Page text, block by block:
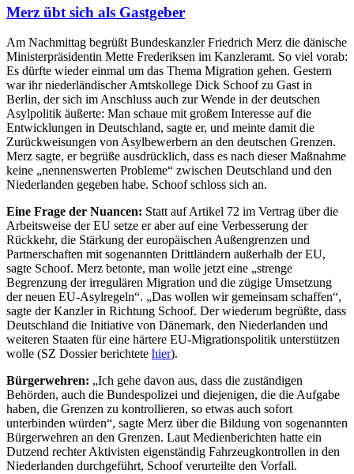
Merz übt sich als Gastgeber
Am Nachmittag begrüßt Bundeskanzler Friedrich Merz die dänische
Ministerpräsidentin Mette Frederiksen im Kanzleramt. So viel vorab:
Es dürfte wieder einmal um das Thema Migration gehen. Gestern
war ihr niederländischer Amtskollege Dick Schoof zu Gast in
Berlin, der sich im Anschluss auch zur Wende in der deutschen
Asylpolitik äußerte: Man schaue mit großem Interesse auf die
Entwicklungen in Deutschland, sagte er, und meinte damit die
Zurückweisungen von Asylbewerbern an den deutschen Grenzen.
Merz sagte, er begrüße ausdrücklich, dass es nach dieser Maßnahme
keine „nennenswerten Probleme“ zwischen Deutschland und den
Niederlanden gegeben habe. Schoof schloss sich an.
Eine Frage der Nuancen: Statt auf Artikel 72 im Vertrag über die
Arbeitsweise der EU setze er aber auf eine Verbesserung der
Rückkehr, die Stärkung der europäischen Außengrenzen und
Partnerschaften mit sogenannten Drittländern außerhalb der EU,
sagte Schoof. Merz betonte, man wolle jetzt eine „strenge
Begrenzung der irregulären Migration und die zügige Umsetzung
der neuen EU-Asylregeln“. „Das wollen wir gemeinsam schaffen“,
sagte der Kanzler in Richtung Schoof. Der wiederum begrüßte, dass
Deutschland die Initiative von Dänemark, den Niederlanden und
weiteren Staaten für eine härtere EU-Migrationspolitik unterstützen
wolle (SZ Dossier berichtete hier).
Bürgerwehren: „Ich gehe davon aus, dass die zuständigen
Behörden, auch die Bundespolizei und diejenigen, die die Aufgabe
haben, die Grenzen zu kontrollieren, so etwas auch sofort
unterbinden würden“, sagte Merz über die Bildung von sogenannten
Bürgerwehren an den Grenzen. Laut Medienberichten hatte ein
Dutzend rechter Aktivisten eigenständig Fahrzeugkontrollen in den
Niederlanden durchgeführt, Schoof verurteilte den Vorfall.